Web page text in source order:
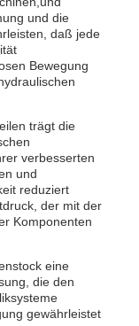
und die
daß jede
Bewegung
trägt die
verbesserten
und
reduziert
der mit der
Komponenten
eine
die den
gewährleistet